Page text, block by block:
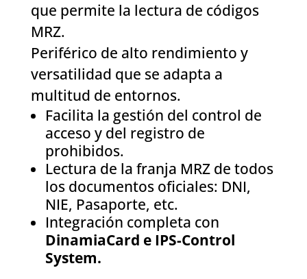
que permite la lectura de códigos
MRZ.
Periférico de alto rendimiento y
versatilidad que se adapta a
multitud de entornos.
Facilita la gestión del control de
acceso y del registro de
prohibidos.
Lectura de la franja MRZ de todos
los documentos oficiales: DNI,
NIE, Pasaporte, etc.
Integración completa con
DinamiaCard e IPS-Control
System.